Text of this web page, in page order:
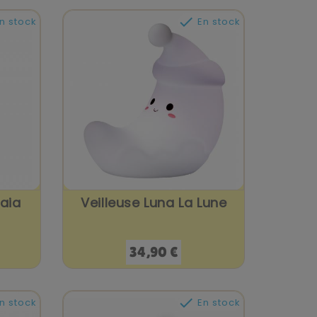
stock  En stock
Veilleuse Luna La Lune
Prix
34,90 €
stock  En stock